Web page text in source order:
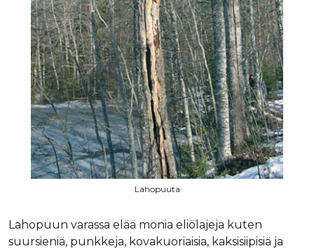
Lahopuuta
Lahopuun varassa elää monia eliölajeja kuten
suursieniä, punkkeja, kovakuoriaisia, kaksisiipisiä ja